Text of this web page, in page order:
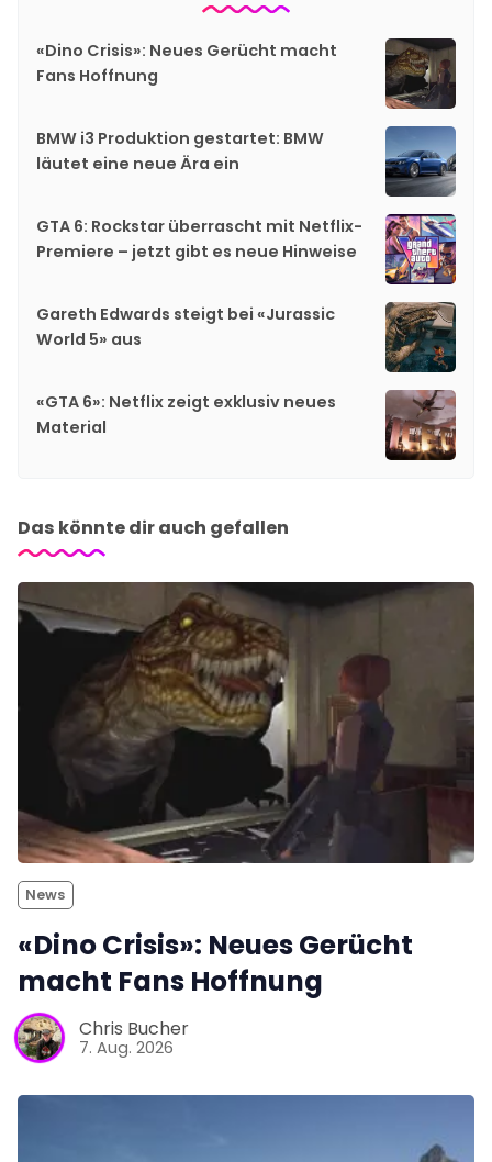
«Dino Crisis»: Neues Gerücht macht
Fans Hoffnung
BMW i3 Produktion gestartet: BMW
läutet eine neue Ära ein
GTA 6: Rockstar überrascht mit Netflix-
Premiere – jetzt gibt es neue Hinweise
Gareth Edwards steigt bei «Jurassic
World 5» aus
«GTA 6»: Netflix zeigt exklusiv neues
Material
Das könnte dir auch gefallen
News
«Dino Crisis»: Neues Gerücht
macht Fans Hoffnung
Chris Bucher
7. Aug. 2026